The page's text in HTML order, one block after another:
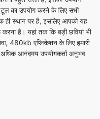
480kb एप्लिकेशन के लिए हमारी
आनंदमय उपयोगकर्ता अनुभव